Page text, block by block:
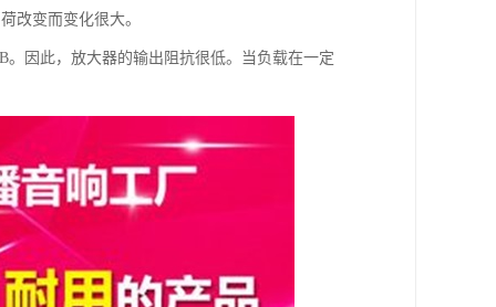
改变而变化很大。
因此，放大器的输出阻抗很低。当负载在一定